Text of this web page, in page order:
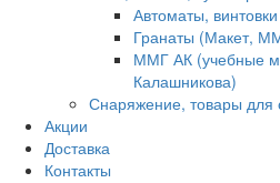
Автоматы,
Гранаты (Макет,
ММГ АК (учебные
Калашникова)
Снаряжение, товары для
Акции
Доставка
Контакты